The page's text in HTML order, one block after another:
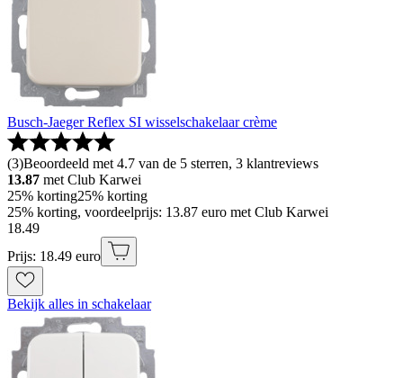
Busch-Jaeger Reflex SI wisselschakelaar crème
(3)Beoordeeld met 4.7 van de 5 sterren, 3 klantreviews
13.87 met Club Karwei
25% korting25% korting
25% korting, voordeelprijs: 13.87 euro met Club Karwei
18.49
Prijs: 18.49 euro
Bekijk alles in schakelaar